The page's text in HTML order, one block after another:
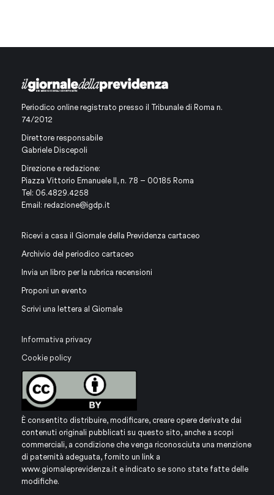
Periodico online registrato presso il Tribunale di Roma n.
74/2012
Direttore responsabile
Gabriele Discepoli
Direzione e redazione:
Piazza Vittorio Emanuele II, n. 78 – 00185 Roma
Tel: 06.4829.4258
Email: redazione@igdp.it
Ricevi a casa il Giornale della Previdenza cartaceo
Archivio del periodico cartaceo
Invia un libro per la rubrica recensioni
Proponi un evento
Scrivi una lettera al Giornale
Informativa privacy
Cookie policy
È consentito distribuire, modificare, creare opere derivate dai
contenuti originali pubblicati su questo sito, anche a scopi
commerciali, a condizione che venga riconosciuta una menzione
di paternità adeguata, fornito un link a
www.giornaleprevidenza.it e indicato se sono state fatte delle
modifiche.